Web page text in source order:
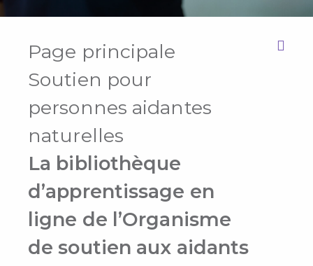
Page principale
Soutien pour
personnes aidantes
naturelles
La bibliothèque
d’apprentissage en
ligne de l’Organisme
de soutien aux aidants